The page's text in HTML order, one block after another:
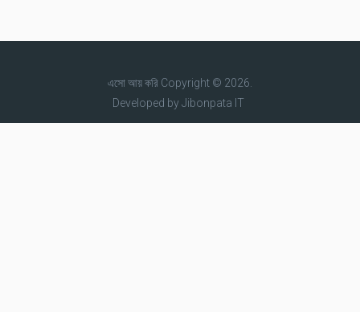
এসো আয় করিCopyright © 2026.
Developed byJibonpata IT